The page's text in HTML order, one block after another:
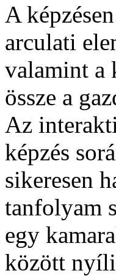
A
arculati
valamint a
össze a
Az
képzés
sikeresen
tanfolyam
egy
között